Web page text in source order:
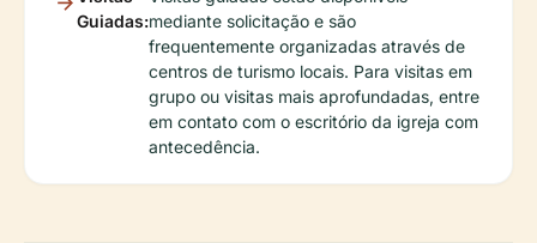
Guiadas:mediante solicitação e são
frequentemente organizadas através de
centros de turismo locais. Para visitas em
grupo ou visitas mais aprofundadas, entre
em contato com o escritório da igreja com
antecedência.